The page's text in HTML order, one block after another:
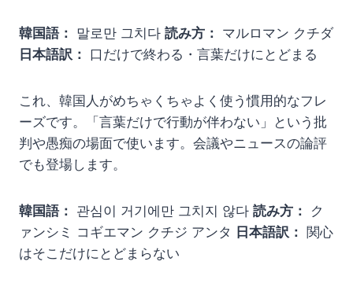
韓国語： 말로만 그치다 読み方： マルロマン クチダ
日本語訳： 口だけで終わる・言葉だけにとどまる
これ、韓国人がめちゃくちゃよく使う慣用的なフレ
ーズです。「言葉だけで行動が伴わない」という批
判や愚痴の場面で使います。会議やニュースの論評
でも登場します。
韓国語： 관심이 거기에만 그치지 않다 読み方：
ク
ァンシミ コギエマン クチジ アンタ 日本語訳： 関心
はそこだけにとどまらない